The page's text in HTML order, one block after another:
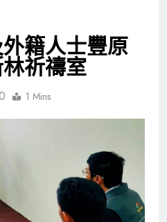
籍人士豐原
祈禱室
0 1 Mins